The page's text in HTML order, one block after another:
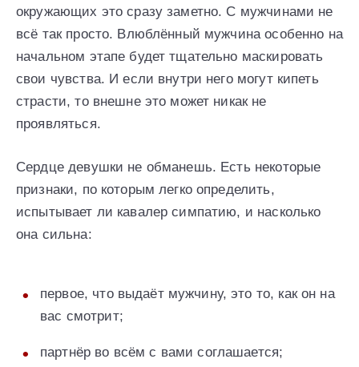
окружающих это сразу заметно. С мужчинами не
всё так просто. Влюблённый мужчина особенно на
начальном этапе будет тщательно маскировать
свои чувства. И если внутри него могут кипеть
страсти, то внешне это может никак не
проявляться.
Сердце девушки не обманешь. Есть некоторые
признаки, по которым легко определить,
испытывает ли кавалер симпатию, и насколько
она сильна:
первое, что выдаёт мужчину, это то, как он на
вас смотрит;
партнёр во всём с вами соглашается;